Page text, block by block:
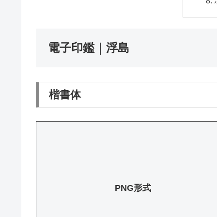
電子印鑑｜浮島
楷書体
PNG形式